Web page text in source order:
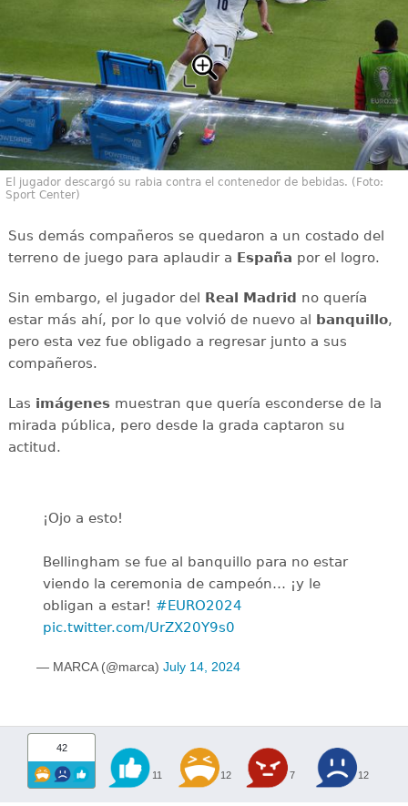
El jugador descargó su rabia contra el contenedor de bebidas. (Foto:
Sport Center)
Sus demás compañeros se quedaron a un costado del
terreno de juego para aplaudir a España por el logro.
Sin embargo, el jugador del Real Madrid no quería
estar más ahí, por lo que volvió de nuevo al banquillo,
pero esta vez fue obligado a regresar junto a sus
compañeros.
Las imágenesmuestran que quería esconderse de la
mirada pública, pero desde la grada captaron su
actitud.
¡Ojo a esto!
Bellingham se fue al banquillo para no estar
viendo la ceremonia de campeón… ¡y le
obligan a estar! #EURO2024
pic.twitter.com/UrZX20Y9s0
— MARCA (@marca) July 14, 2024
42
11 12 7 12